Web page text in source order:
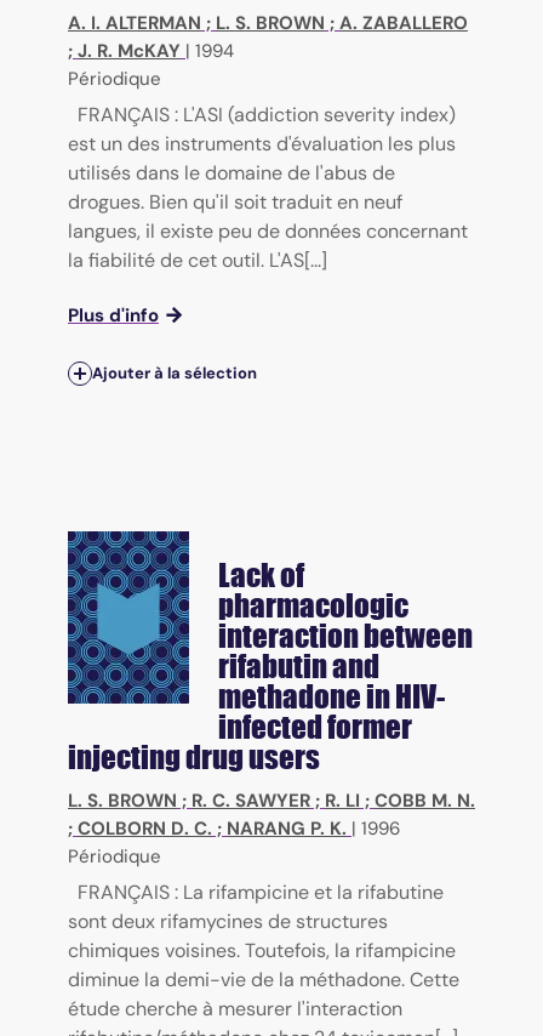
A. I. ALTERMAN ; L. S. BROWN ; A. ZABALLERO
; J. R. McKAY | 1994
Périodique
FRANÇAIS : L'ASI (addiction severity index)
est un des instruments d'évaluation les plus
utilisés dans le domaine de l'abus de
drogues. Bien qu'il soit traduit en neuf
langues, il existe peu de données concernant
la fiabilité de cet outil. L'AS[...]
Plus d'info
Ajouter à la sélection
Lack of
pharmacologic
interaction between
rifabutin and
methadone in HIV-
infected former
injecting drug users
L. S. BROWN ; R. C. SAWYER ; R. LI ; COBB M. N.
; COLBORN D. C. ; NARANG P. K. | 1996
Périodique
FRANÇAIS : La rifampicine et la rifabutine
sont deux rifamycines de structures
chimiques voisines. Toutefois, la rifampicine
diminue la demi-vie de la méthadone. Cette
étude cherche à mesurer l'interaction